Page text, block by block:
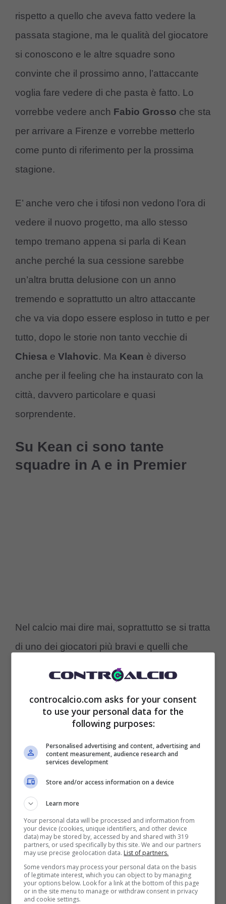
rispetto a quello che aveva fatto vedere la
passata stagione, ma le qualità del giocatore
si conoscono e le altre squadre sono
convinte che il prossimo anno, l’attaccante
voglia fare vedere di che pasta è fatto. Lo
vorrebbe vedere anch Fabio Grosso che sta
per arrivare a Firenze e vorrebbe metterlo
come punto di riferimento per la prossima
stagione.
E’ anche vero che i tifosi non vedono l’ora di
vedere il nuovo progetto, ma allo stesso
tempo tremano appena si parla di Kean
anche perché la sua cessione sarebbe
un’altra brutta delusione con un anno
tremendo e soprattutto un altro attaccante
che va via dopo essere esploso in tutto e per
tutto, dopo le storie non tanto vecchie di
Chiesa e Vlahovic. Ma Kean è diverso
anche per il feeling che ha instaurato con la
città, davvero particolare e quasi
sorprendente.
Su Kean ci sono tante
squadre in A e in Premier
Nel calcio mai dire mai, soprattutto se si tratta
di uno dei giocatori più bravi e quelli che
sono senza dubbi tra i più appetiti. Kean è
senza dubbio uno dei giocatori più forti che ci
sono in circolazione nel suo ruolo, almeno in
Italia, ma alla sua seconda stagione con la
Fiorentinale cose non sono andate come lui
si aspettava e desiderava, tanto che ha
dovuto combattere con diversi guai fisici e
soprattutto con una condizione di squadra
che ha lasciato a desiderare, tanto che la
squadra è in lotta per non retrocedere anche
se la situazione è migliore rispetto a qualche
settimana fa.
controcalcio.com asks for your consent
to use your personal data for the
following purposes:
Personalised advertising and content, advertising and
content measurement, audience research and
services development
Store and/or access information on a device
Learn more
Your personal data will be processed and information from
your device (cookies, unique identifiers, and other device
data) may be stored by, accessed by and shared with 319
partners, or used specifically by this site. We and our partners
may use precise geolocation data. List of partners.
Some vendors may process your personal data on the basis
of legitimate interest, which you can object to by managing
your options below. Look for a link at the bottom of this page
or in the site menu to manage or withdraw consent in privacy
and cookie settings.